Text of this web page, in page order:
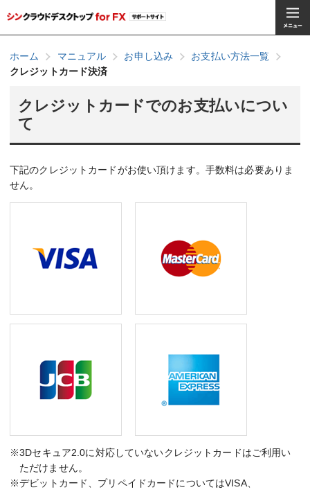
ホーム マニュアル お申し込み
お支払い方法一覧
クレジットカード決済
クレジットカードでのお支払いについ
て
下記のクレジットカードがお使い頂けます。手数料は必要ありま
せん。
※3Dセキュア2.0に対応していないクレジットカードはご利用い
ただけません。
※デビットカード、プリペイドカードについてはVISA、